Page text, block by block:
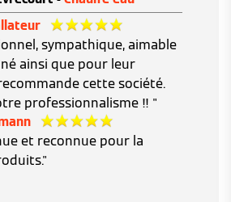
sympathique, aimable
ainsi que pour leur
cette société.
professionnalisme !! "
et reconnue pour la